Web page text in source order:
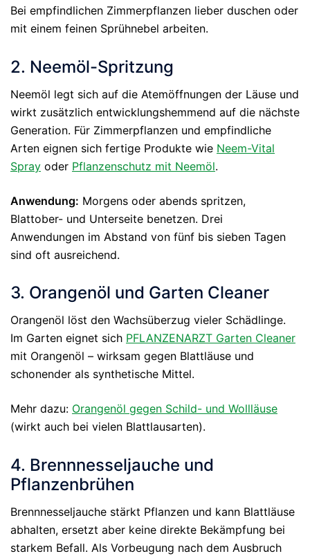
Bei empfindlichen Zimmerpflanzen lieber duschen oder
mit einem feinen Sprühnebel arbeiten.
2. Neemöl-Spritzung
Neemöl legt sich auf die Atemöffnungen der Läuse und
wirkt zusätzlich entwicklungshemmend auf die nächste
Generation. Für Zimmerpflanzen und empfindliche
Arten eignen sich fertige Produkte wie Neem-Vital
Spray oder Pflanzenschutz mit Neemöl.
Anwendung: Morgens oder abends spritzen,
Blattober- und Unterseite benetzen. Drei
Anwendungen im Abstand von fünf bis sieben Tagen
sind oft ausreichend.
3. Orangenöl und Garten Cleaner
Orangenöl löst den Wachsüberzug vieler Schädlinge.
Im Garten eignet sich PFLANZENARZT Garten Cleaner
mit Orangenöl – wirksam gegen Blattläuse und
schonender als synthetische Mittel.
Mehr dazu: Orangenöl gegen Schild- und Wollläuse
(wirkt auch bei vielen Blattlausarten).
4. Brennnesseljauche und
Pflanzenbrühen
Brennnesseljauche stärkt Pflanzen und kann Blattläuse
abhalten, ersetzt aber keine direkte Bekämpfung bei
starkem Befall. Als Vorbeugung nach dem Ausbruch